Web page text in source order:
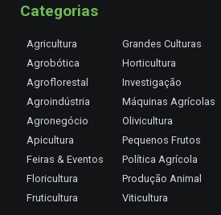
Categorias
Agricultura
Agrobótica
Agroflorestal
Agroindústria
Agronegócio
Apicultura
Feiras & Eventos
Floricultura
Fruticultura
Grandes Culturas
Horticultura
Investigação
Máquinas Agrícolas
Olivicultura
Pequenos Frutos
Política Agrícola
Produção Animal
Viticultura